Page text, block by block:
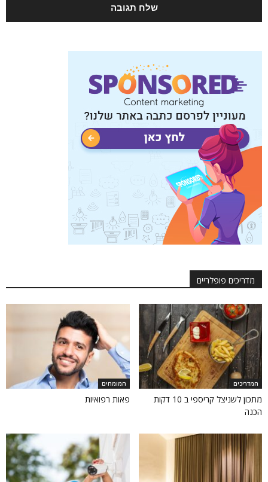
מדריכים פופלריים
המדריכים
מתכון לשניצל קריספי ב 10 דקות
הכנה
המומחים
פאות רפואיות